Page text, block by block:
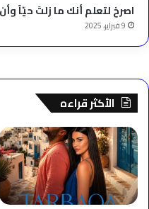
‫اصرخ لتعلم أنك ما زلتَ حيّاً
9 فبراير، 2025
الأكثر قراءه